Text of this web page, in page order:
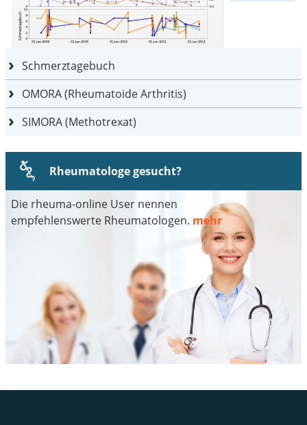
Schmerztagebuch
OMORA (Rheumatoide Arthritis)
SIMORA (Methotrexat)
Rheumatologe gesucht?
Die rheuma-online User nennen
empfehlenswerte Rheumatologen. mehr